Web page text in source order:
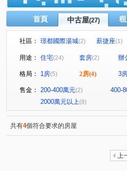
首頁 中古屋(27)
社區： 璟都國際湯城(2) 薪捷座(1)
禾林山知間 (1)
水硯行館
東村Aone
桃源街(1) 朝陽街 光
中山路(1) 萬壽路二段
光峯路(1) 春日路(1) 文
銀和街(1)
用途： 住宅(24) 套房(2) 辦
格局： 1房(5) 2房(4) 3
售金： 200-400萬元(2) 400-
2000萬元以上(8)
共有4個符合要求的房屋
上